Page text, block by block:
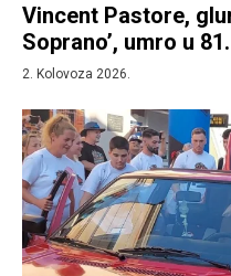
Vincent Pastore,
Soprano’, umro u
2. Kolovoza 2026.